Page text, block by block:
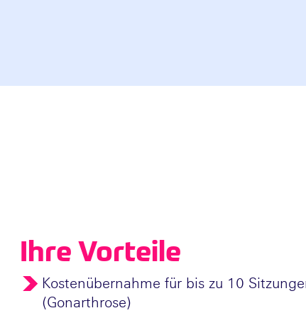
Ihre Vorteile
Kostenübernahme für bis zu 10
(Gonarthrose)